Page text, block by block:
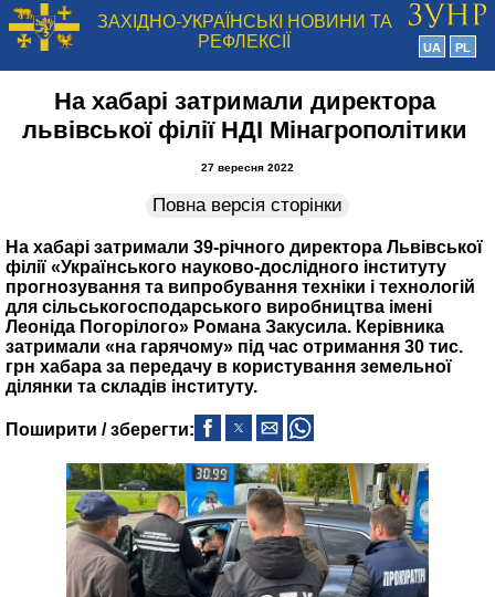
ЗАХІДНО-УКРАЇНСЬКІ НОВИНИ ТА
РЕФЛЕКСІЇ
UA PL
На хабарі затримали директора
львівської філії НДІ Мінагрополітики
27 вересня 2022
Повна версія сторінки
На хабарі затримали 39-річного директора Львівської
філії «Українського науково-дослідного інституту
прогнозування та випробування техніки і технологій
для сільськогосподарського виробництва імені
Леоніда Погорілого» Романа Закусила. Керівника
затримали «на гарячому» під час отримання 30 тис.
грн хабара за передачу в користування земельної
ділянки та складів інституту.
Поширити / зберегти: